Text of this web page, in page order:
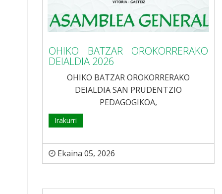
OHIKO BATZAR OROKORRERAKO
DEIALDIA 2026
OHIKO BATZAR OROKORRERAKO
DEIALDIA SAN PRUDENTZIO
PEDAGOGIKOA,
Irakurri
Ekaina 05, 2026